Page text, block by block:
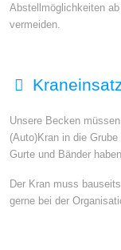
Abstellmöglichkeiten
vermeiden.
Unsere Becken
(Auto)Kran in die
Gurte und Bänder
Der Kran muss
gerne bei der